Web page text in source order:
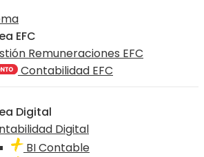
EFC
Remuneraciones EFC
Contabilidad EFC
Digital
Digital
BI Contable